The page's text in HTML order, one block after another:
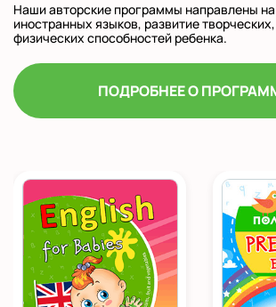
Наши авторские программы направлены
иностранных языков, развитие
физических способностей ребенка.
ПОДРОБНЕЕ О